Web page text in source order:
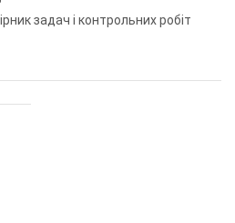
задач і контрольних робіт